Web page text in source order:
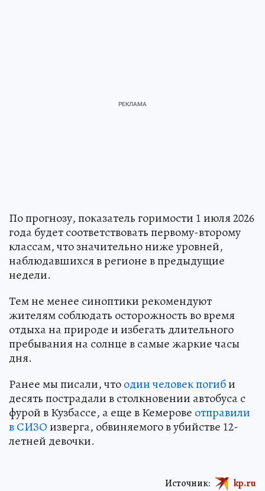
По прогнозу, показатель горимости 1 июля 2026
года будет соответствовать первому-второму
классам, что значительно ниже уровней,
наблюдавшихся в регионе в предыдущие
недели.
Тем не менее синоптики рекомендуют
жителям соблюдать осторожность во время
отдыха на природе и избегать длительного
пребывания на солнце в самые жаркие часы
дня.
Ранее мы писали, чтоодин человек погиби
десять пострадали в столкновении автобуса с
фурой в Кузбассе, а еще в Кемерове отправили
в СИЗОизверга, обвиняемого в убийстве 12-
летней девочки.
Источник: kp.ru